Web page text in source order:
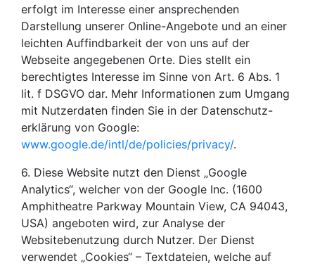
erfolgt im Interesse einer ansprechenden
Darstellung unserer Online-Angebote und an einer
leichten Auffindbarkeit der von uns auf der
Webseite angegebenen Orte. Dies stellt ein
berechtigtes Interesse im Sinne von Art. 6 Abs. 1
lit. f DSGVO dar. Mehr Informationen zum Umgang
mit Nutzerdaten finden Sie in der Datenschutz-
erklärung von Google:
www.google.de/intl/de/policies/privacy/.
6. Diese Website nutzt den Dienst „Google
Analytics“, welcher von der Google Inc. (1600
Amphitheatre Parkway Mountain View, CA 94043,
USA) angeboten wird, zur Analyse der
Websitebenutzung durch Nutzer. Der Dienst
verwendet „Cookies“ – Textdateien, welche auf